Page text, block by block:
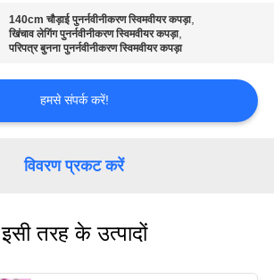
140cm चौड़ाई पुनर्नवीनीकरण स्विमवीयर कपड़ा,
खिंचाव लेगिंग पुनर्नवीनीकरण स्विमवीयर कपड़ा,
परिपत्र बुनना पुनर्नवीनीकरण स्विमवीयर कपड़ा
हमसे संपर्क करें!
विवरण प्रकट करें
इसी तरह के उत्पादों